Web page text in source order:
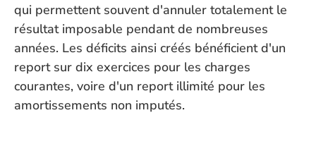
qui permettent souvent d'annuler totalement le
résultat imposable pendant de nombreuses
années. Les déficits ainsi créés bénéficient d'un
report sur dix exercices pour les charges
courantes, voire d'un report illimité pour les
amortissements non imputés.